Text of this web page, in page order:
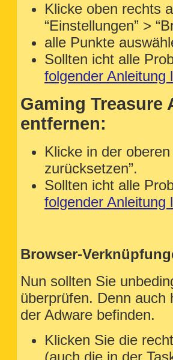
Klicke oben rechts
“Einstellungen” >
alle Punkte
Sollten icht alle
folgender Anleitung
Gaming Treasure
entfernen:
Klicke in der
zurücksetzen”.
Sollten icht alle
folgender Anleitung
Browser-
Nun sollten Sie
überprüfen. Denn auch
der Adware befinden.
Klicken Sie die
(auch die in der